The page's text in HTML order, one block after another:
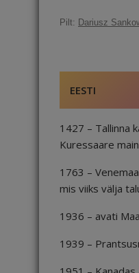
c
o
o
k
Pilt: Dariusz
EESTI
1427 – Tallinna
Kuressaare
1763 –
mis viiks välja
1936 – avati
1939 –